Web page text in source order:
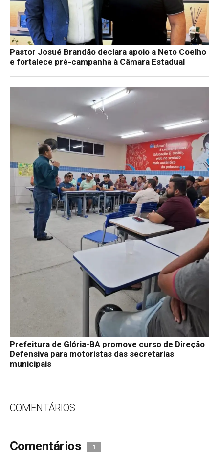
Pastor Josué Brandão declara apoio a Neto Coelho
e fortalece pré-campanha à Câmara Estadual
Prefeitura de Glória-BA promove curso de Direção
Defensiva para motoristas das secretarias
municipais
COMENTÁRIOS
Comentários 1